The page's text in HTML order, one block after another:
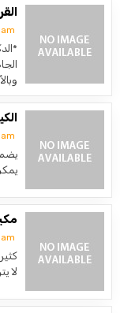
يضم
لا